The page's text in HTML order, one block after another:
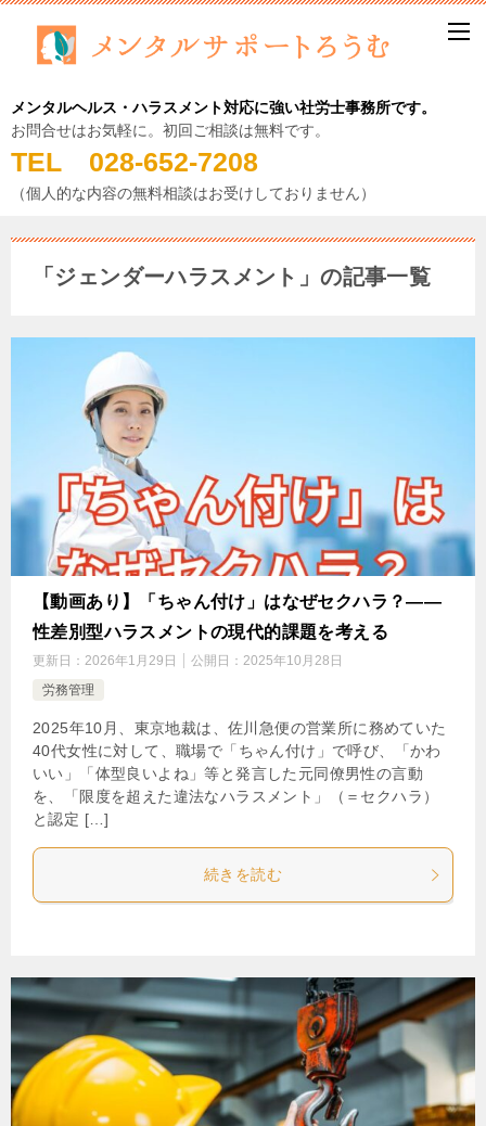
メンタルヘルス・ハラスメント対応に強い社労士事務所です。
お問合せはお気軽に。初回ご相談は無料です。
TEL 028-652-7208
（個人的な内容の無料相談はお受けしておりません）
「ジェンダーハラスメント」の記事一覧
【動画あり】「ちゃん付け」はなぜセクハラ？――
性差別型ハラスメントの現代的課題を考える
更新日： 2026年1月29日 公開日： 2025年10月28日
労務管理
2025年10月、東京地裁は、佐川急便の営業所に務めていた
40代女性に対して、職場で「ちゃん付け」で呼び、「かわ
いい」「体型良いよね」等と発言した元同僚男性の言動
を、「限度を超えた違法なハラスメント」（＝セクハラ）
と認定 […]
続きを読む